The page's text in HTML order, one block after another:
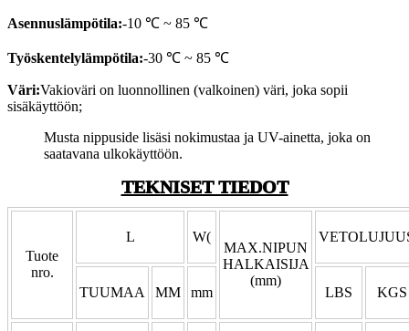
Asennuslämpötila:-10 ℃ ~ 85 ℃
Työskentelylämpötila:-30 ℃ ~ 85 ℃
Väri:Vakioväri on luonnollinen (valkoinen) väri, joka sopii
sisäkäyttöön;
Musta nippuside lisäsi nokimustaa ja UV-ainetta, joka on
saatavana ulkokäyttöön.
TEKNISET TIEDOT
Tuote
nro.
L W(
MAX.NIPUN
HALKAISIJA
(mm)
TUUMAA MM mm LBS KGS